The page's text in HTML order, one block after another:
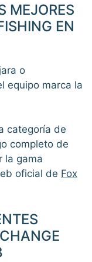
MEJORES
EN
o
equipo marca la
categoría de
completo de
la gama
oficial de Fox